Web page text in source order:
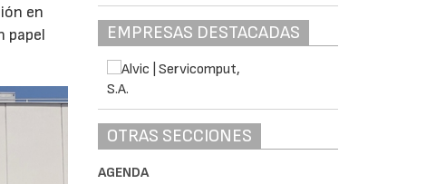
en
papel
EMPRESAS DESTACADAS
OTRAS SECCIONES
AGENDA